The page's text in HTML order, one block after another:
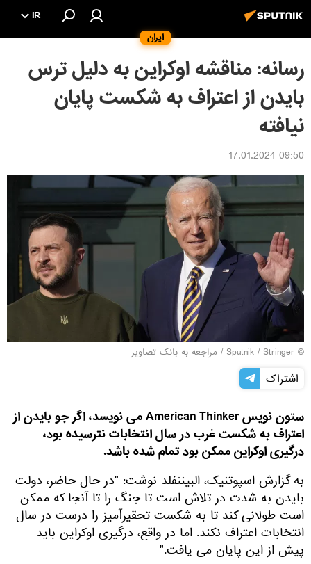
ایران
IR
رسانه: مناقشه اوکراین به دلیل ترس
بایدن از اعتراف به شکست پایان
نیافته
09:50 17.01.2024
© Sputnik / Stringer
/ مراجعه به بانک تصاویر
اشتراک
ستون نویس American Thinker می نویسد، اگر جو بایدن از
اعتراف به شکست غرب در سال انتخابات نترسیده بود،
درگیری اوکراین ممکن بود تمام شده باشد.
به گزارش اسپوتنیک، البیننفلد نوشت: "در حال حاضر، دولت
بایدن به شدت در تلاش است تا جنگ را تا آنجا که ممکن
است طولانی کند تا به شکست تحقیرآمیز را درست در سال
انتخابات اعتراف نکند. اما در واقع، درگیری اوکراین باید
پیش از این پایان می یافت."